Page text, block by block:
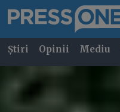
Știri Opinii Mediu